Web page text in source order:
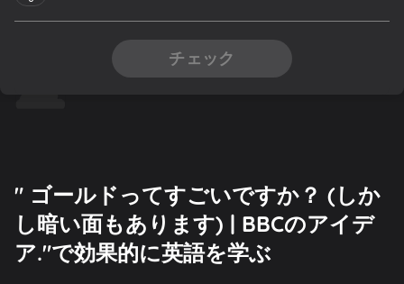
チェック
" ゴールドってすごいですか？ (しか
し暗い面もあります) | BBCのアイデ
ア."で効果的に英語を学ぶ